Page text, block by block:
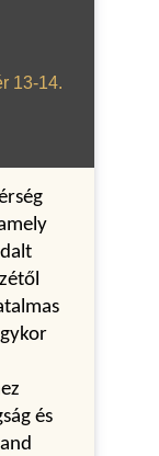
13-14.
és